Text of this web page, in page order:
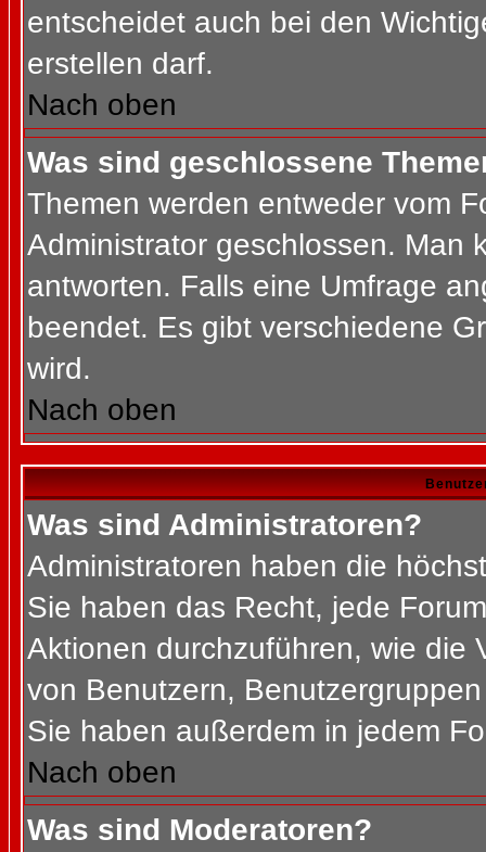
entscheidet auch bei den
erstellen darf.
Nach oben
Was sind geschlossene
Themen werden entweder vom
Administrator geschlossen. Man
antworten. Falls eine Umfrage
beendet. Es gibt verschiedene
wird.
Nach oben
Was sind Administratoren?
Administratoren haben die
Sie haben das Recht, jede
Aktionen durchzuführen, wie die
von Benutzern,
Sie haben außerdem in jedem
Nach oben
Was sind Moderatoren?